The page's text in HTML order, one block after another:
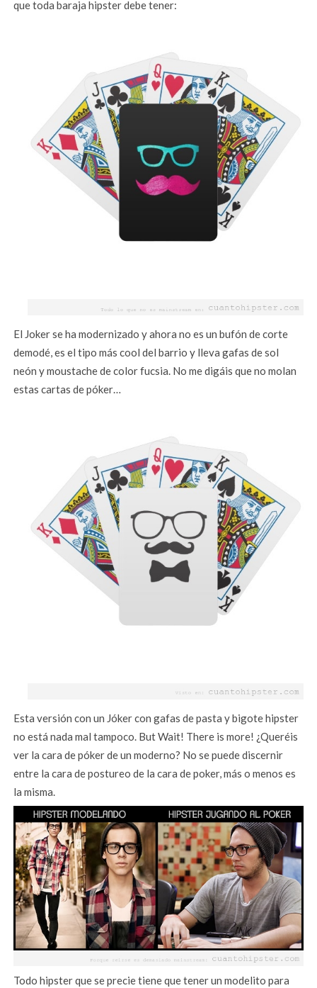
que toda baraja hipster debe tener:
El Joker se ha modernizado y ahora no es un bufón de corte
demodé, es el tipo más cool del barrio y lleva gafas de sol
neón y moustache de color fucsia. No me digáis que no molan
estas cartas de póker…
Esta versión con un Jóker con gafas de pasta y bigote hipster
no está nada mal tampoco. But Wait! There is more! ¿Queréis
ver la cara de póker de un moderno? No se puede discernir
entre la cara de postureo de la cara de poker, más o menos es
la misma.
Todo hipster que se precie tiene que tener un modelito para